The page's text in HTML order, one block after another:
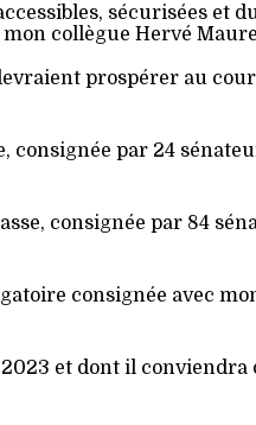
sécurisées et
collègue Hervé
prospérer au
consignée par 24
consignée par 84
consignée avec
et dont il conviendra